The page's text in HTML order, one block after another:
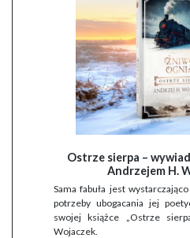
Ostrze sierpa –
Andrzejem H.
Sama fabuła jest
potrzeby ubogacania jej
swojej książce „Ostrze
Wojaczek.